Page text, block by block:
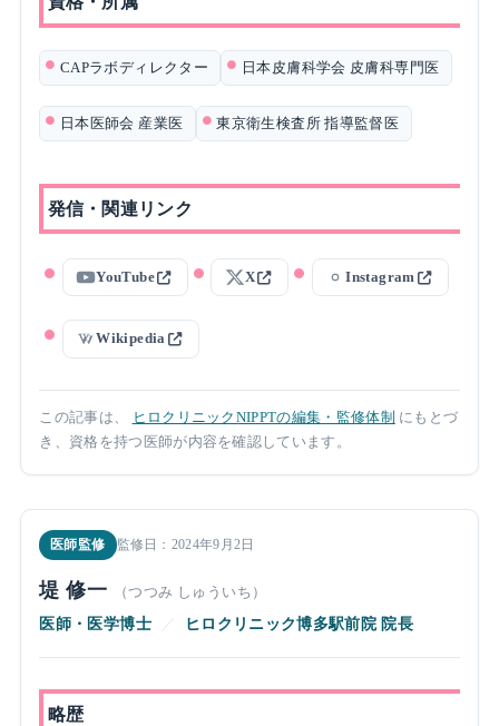
CAPラボディレクター 日本皮膚科学会 皮膚科専門医
日本医師会 産業医 東京衛生検査所 指導監督医
発信・関連リンク
YouTube X Instagram
Wikipedia
この記事は、 ヒロクリニックNIPPTの編集・監修体制 にもとづ
き、資格を持つ医師が内容を確認しています。
医師監修 監修日：2024年9月2日
堤 修一
（つつみ しゅういち）
医師・医学博士
／ ヒロクリニック博多駅前院 院長
略歴